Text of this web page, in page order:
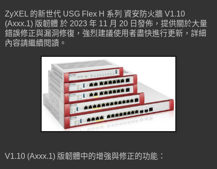
ZyXEL 的新世代 USG Flex H 系列 資安防火牆 V1.10
(Axxx.1) 版韌體 於 2023 年 11 月 20 日發佈，提供關於大量
錯誤修正與漏洞修復，強烈建議使用者盡快進行更新，詳細
內容請繼續閱讀。
V1.10 (Axxx.1) 版韌體中的增強與修正的功能：